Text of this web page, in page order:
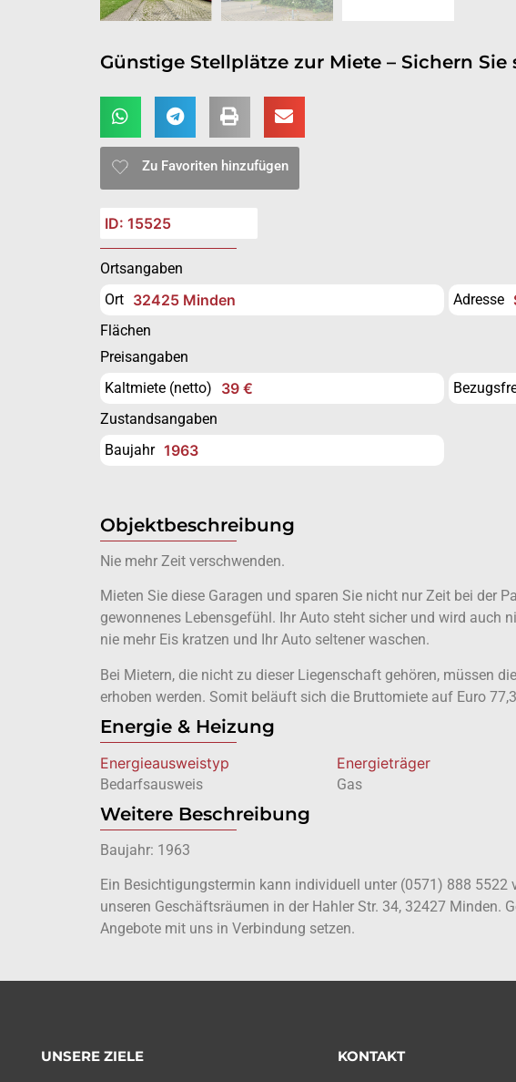
Günstige Stellplätze zur Miete – Sichern Sie
Zu Favoriten hinzufügen
ID: 15525
Ortsangaben
Ort
32425 Minden Adresse
Flächen
Preisangaben
Kaltmiete (netto)
39 €
Zustandsangaben
Baujahr 1963
Objektbeschreibung
Nie mehr Zeit verschwenden.
Mieten Sie diese Garagen und sparen Sie nicht nur Zeit bei der
gewonnenes Lebensgefühl. Ihr Auto steht sicher und wird auch
nie mehr Eis kratzen und Ihr Auto seltener waschen.
Bei Mietern, die nicht zu dieser Liegenschaft gehören, müssen
erhoben werden. Somit beläuft sich die Bruttomiete auf Euro
Energie & Heizung
Energie­ausweistyp
Bedarfsausweis
Energieträger
Gas
Weitere Beschreibung
Baujahr: 1963
Ein Besichtigungstermin kann individuell unter (0571) 888 5522
unseren Geschäftsräumen in der Hahler Str. 34, 32427 Minden.
Angebote mit uns in Verbindung setzen.
UNSERE ZIELE KONTAKT